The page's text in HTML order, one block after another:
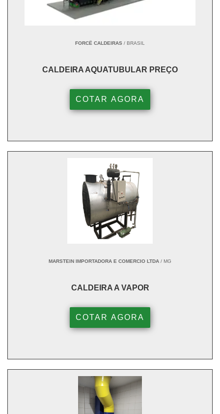
FORCË CALDEIRAS / BRASIL
CALDEIRA AQUATUBULAR PREÇO
COTAR AGORA
MARSTEIN IMPORTADORA E COMERCIO LTDA / MG
CALDEIRA A VAPOR
COTAR AGORA